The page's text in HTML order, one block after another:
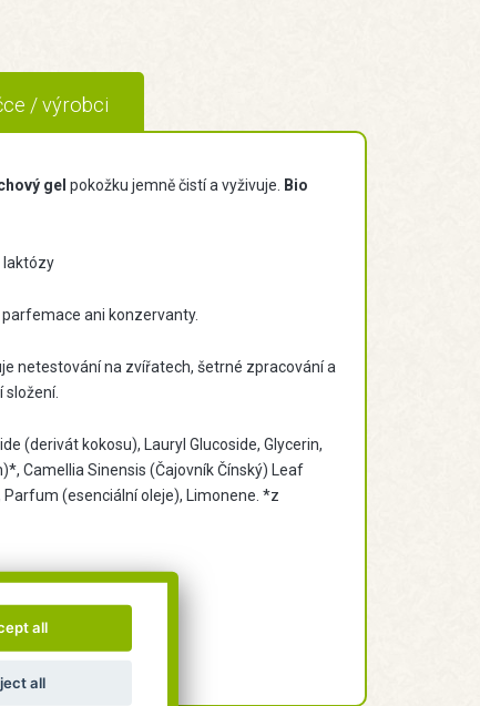
/ výrobci
gel pokožku jemně čistí a vyživuje.
Bio
laktózy
parfemace ani konzervanty.
netestování na zvířatech, šetrné zpracování a
složení.
(derivát kokosu), Lauryl Glucoside, Glycerin,
Camellia Sinensis (Čajovník Čínský) Leaf
(esenciální oleje), Limonene. *z
all
all